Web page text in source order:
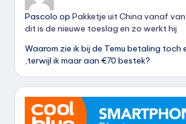
Pascolo op Pakketje uit China vanaf
dit is de nieuwe toeslag en zo werkt hij
Waarom zie ik bij de Temu betaling
,terwijl ik maar aan €70 bestek?